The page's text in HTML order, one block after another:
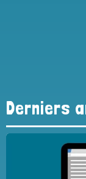
Derniers